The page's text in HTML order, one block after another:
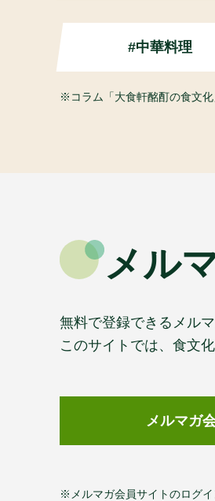
#中華料理
コラム「大食軒酩酊の食文
メル
無料で登録できるメル
このサイトでは、食文
メルマガ
※メルマガ会員サイトのログイ